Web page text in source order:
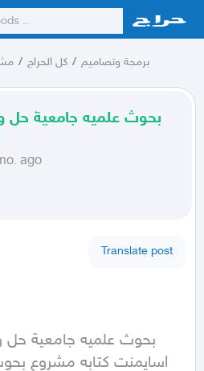
/ كل الحراج / برمجة وتصاميم
بحوث علميه جامعية حل
ago
Translate post